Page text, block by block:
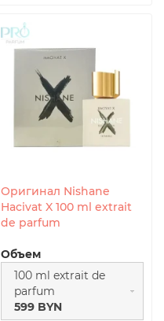
Оригинал Nishane
Hacivat X 100 ml extrait
de parfum
Объем
100 ml extrait de
parfum
599 BYN